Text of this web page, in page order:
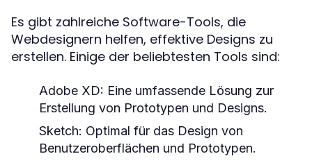
Es gibt zahlreiche Software-Tools, die
Webdesignern helfen, effektive Designs zu
erstellen. Einige der beliebtesten Tools sind:
Adobe XD: Eine umfassende Lösung zur
Erstellung von Prototypen und Designs.
Sketch: Optimal für das Design von
Benutzeroberflächen und Prototypen.